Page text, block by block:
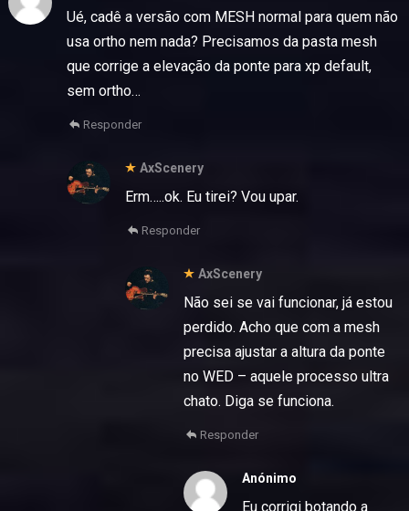
Ué, cadê a versão com MESH normal para quem não
usa ortho nem nada? Precisamos da pasta mesh
que corrige a elevação da ponte para xp default,
sem ortho…
Responder
AxScenery
Erm…..ok. Eu tirei? Vou upar.
Responder
AxScenery
Não sei se vai funcionar, já estou
perdido. Acho que com a mesh
precisa ajustar a altura da ponte
no WED – aquele processo ultra
chato. Diga se funciona.
Responder
Anónimo
Eu corrigi botando a